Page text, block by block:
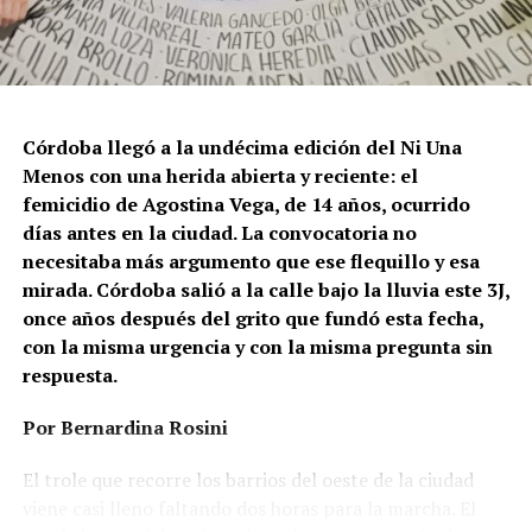
Ganar la vida: La historia de (no)
Córdoba llegó a la undécima edición del Ni Una
Menos con una herida abierta y reciente: el
femicidio de Agostina Vega, de 14 años, ocurrido
días antes en la ciudad. La convocatoria no
necesitaba más argumento que ese flequillo y esa
mirada. Córdoba salió a la calle bajo la lluvia este 3J,
once años después del grito que fundó esta fecha,
con la misma urgencia y con la misma pregunta sin
respuesta.
Por Bernardina Rosini
El trole que recorre los barrios del oeste de la ciudad